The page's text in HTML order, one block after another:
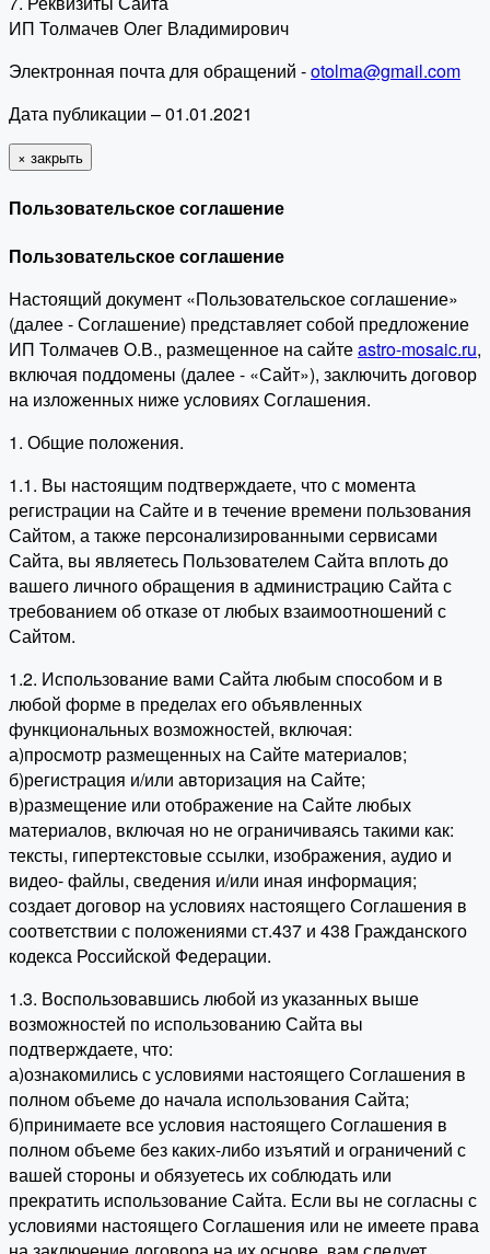
ИП Толмачев Олег Владимирович
Электронная почта для обращений -otolma@gmail.com
Дата публикации – 01.01.2021
× закрыть
Пользовательское соглашение
Пользовательское соглашение
Настоящий документ «Пользовательское соглашение»
(далее - Соглашение) представляет собой предложение
ИП Толмачев О.В., размещенное на сайтеastro-mosaic.ru,
включая поддомены (далее - «Сайт»), заключить договор
на изложенных ниже условиях Соглашения.
1. Общие положения.
1.1. Вы настоящим подтверждаете, что с момента
регистрации на Сайте и в течение времени пользования
Сайтом, а также персонализированными сервисами
Сайта, вы являетесь Пользователем Сайта вплоть до
вашего личного обращения в администрацию Сайта с
требованием об отказе от любых взаимоотношений с
Сайтом.
1.2. Использование вами Сайта любым способом и в
любой форме в пределах его объявленных
функциональных возможностей, включая:
а)просмотр размещенных на Сайте материалов;
б)регистрация и/или авторизация на Сайте;
в)размещение или отображение на Сайте любых
материалов, включая но не ограничиваясь такими как:
тексты, гипертекстовые ссылки, изображения, аудио и
видео- файлы, сведения и/или иная информация;
создает договор на условиях настоящего Соглашения в
соответствии с положениями ст.437 и 438 Гражданского
кодекса Российской Федерации.
1.3. Воспользовавшись любой из указанных выше
возможностей по использованию Сайта вы
подтверждаете, что:
а)ознакомились с условиями настоящего Соглашения в
полном объеме до начала использования Сайта;
б)принимаете все условия настоящего Соглашения в
полном объеме без каких-либо изъятий и ограничений с
вашей стороны и обязуетесь их соблюдать или
прекратить использование Сайта. Если вы не согласны с
условиями настоящего Соглашения или не имеете права